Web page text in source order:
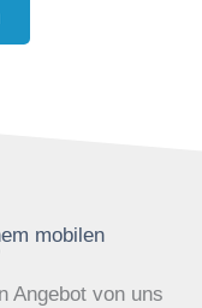
mobilen
Angebot von uns